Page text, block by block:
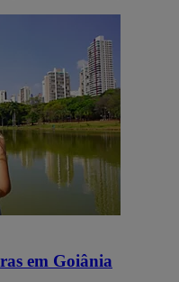
em Goiânia